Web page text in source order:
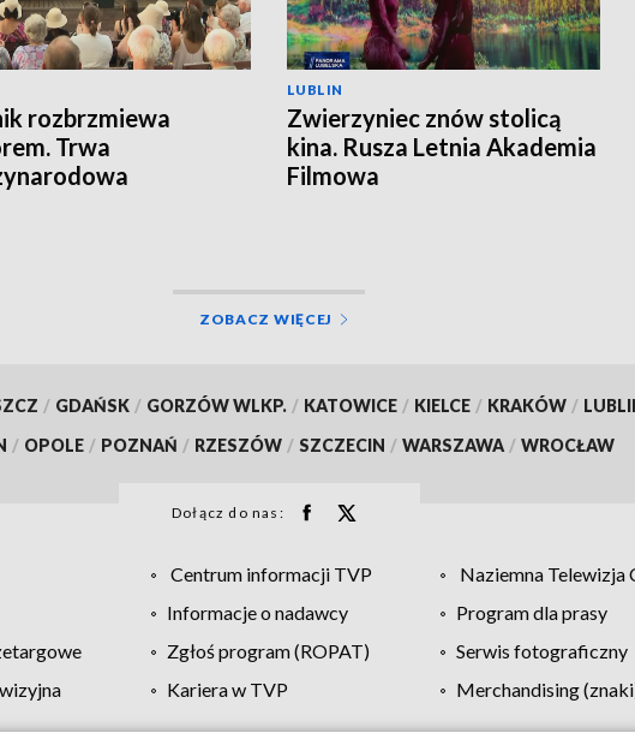
rozbrzmiewa
Trwa
LUBLIN
Zwierzyniec znów stolicą
kina. Rusza Letnia Akademia
Filmowa
ZOBACZ WIĘCEJ
/ GDAŃSK / GORZÓW WLKP. / KATOWICE / KIELCE / KRAKÓW /
/ OPOLE / POZNAŃ / RZESZÓW / SZCZECIN / WARSZAWA / WROCŁAW
Dołącz do nas:
Centrum informacji TVP Naziemna Telewizja
Informacje o nadawcy
Program dla prasy
Zgłoś program (ROPAT)
Serwis fotograficzny
Kariera w TVP Merchandising